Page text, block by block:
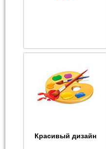
Красивый дизайн